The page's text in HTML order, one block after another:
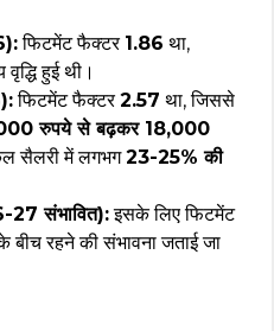
फिटमेंट फैक्टर 1.86 था,
हुई थी।
फिटमेंट फैक्टर2.57 था, जिससे
रुपये से बढ़कर 18,000
सैलरी में लगभग23-25% की
संभावित):इसके लिए फिटमेंट
बीच रहने की संभावना जताई जा